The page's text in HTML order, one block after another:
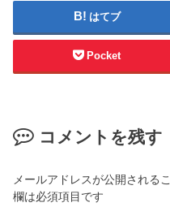
はてブ
Pocket
コメントを残す
メールアドレスが公開される
欄は必須項目です